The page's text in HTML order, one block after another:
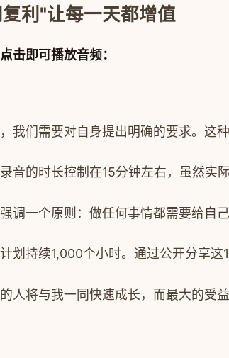
利"让每一天都增值
击即可播放音频：
我们需要对自身提出明确的要求。这
音的时长控制在15分钟左右，虽然实
调一个原则： 做任何事情都需要给自
划持续1,000个小时。通过公开分享
人将与我一同快速成长，而最大的受益